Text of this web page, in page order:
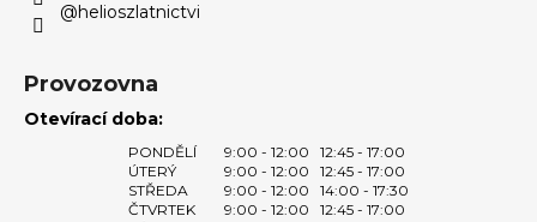
@helioszlatnictvi
Provozovna
Otevírací doba:
PONDĚLÍ 9:00 - 12:00
12:45 - 17:00
ÚTERÝ
9:00 - 12:00
12:45 - 17:00
STŘEDA
9:00 - 12:00
14:00 - 17:30
ČTVRTEK
9:00 - 12:00
12:45 - 17:00